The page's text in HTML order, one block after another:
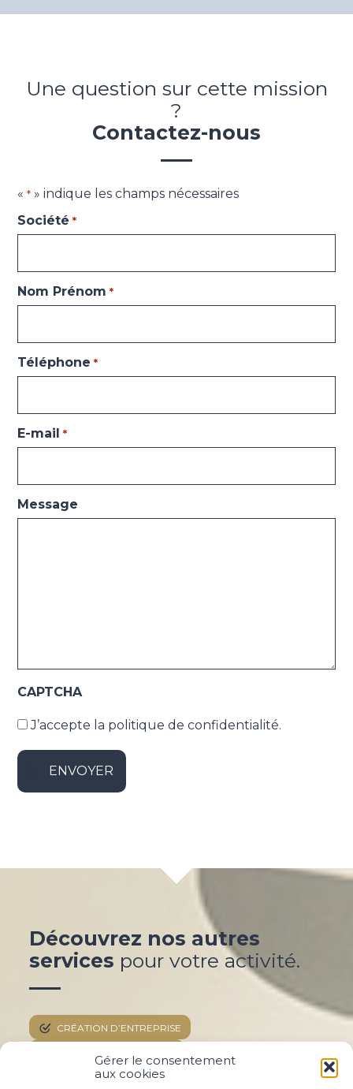
Gérer le consentement
aux cookies
Une question sur cette mission
?
Contactez-nous
«* » indique les champs nécessaires
Société *
Nom Prénom *
Téléphone *
E-mail *
Message
CAPTCHA
J’accepte la politique de confidentialité.
Découvrez nos autres
services pour votre activité.
CRÉATION D’ENTREPRISE
FINANCEMENT & TRÉSORERIE